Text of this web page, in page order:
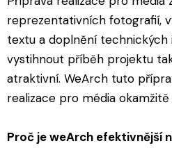
reprezentativních fotografií,
textu a doplnění
vystihnout příběh projektu
atraktivní. WeArch tuto
realizace pro média okamžitě
Proč je weArch efektivnější